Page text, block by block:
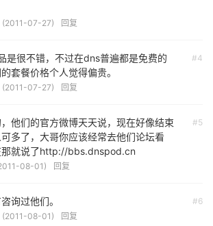
(2011-07-27) 回复
#4
是很不错，不过在dns普遍都是免费的
套餐价格个人觉得偏贵。
(2011-07-27) 回复
#5
他们的官方微博天天说，现在好像结束
多了，大哥你应该经常去他们论坛看
那就说了http://bbs.dnspod.cn
08-01) 回复
#6
询过他们。
(2011-08-01) 回复